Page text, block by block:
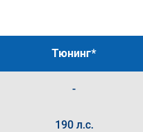
Тюнинг*
-
190 л.с.